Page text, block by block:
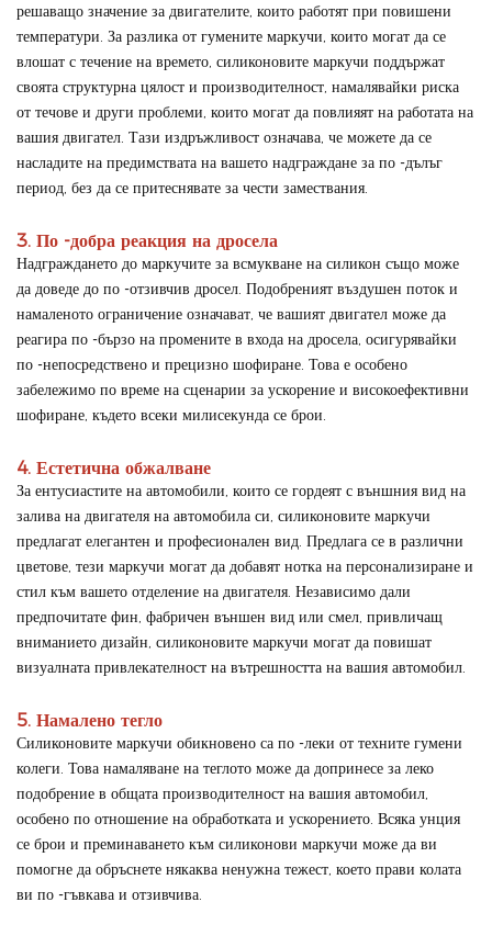
решаващо значение за двигателите, които работят при повишени
температури. За разлика от гумените маркучи, които могат да се
влошат с течение на времето, силиконовите маркучи поддържат
своята структурна цялост и производителност, намалявайки риска
от течове и други проблеми, които могат да повлияят на работата на
вашия двигател. Тази издръжливост означава, че можете да се
насладите на предимствата на вашето надграждане за по -дълъг
период, без да се притеснявате за чести замествания.
3. По -добра реакция на дросела
Надграждането до маркучите за всмукване на силикон също може
да доведе до по -отзивчив дросел. Подобреният въздушен поток и
намаленото ограничение означават, че вашият двигател може да
реагира по -бързо на промените в входа на дросела, осигурявайки
по -непосредствено и прецизно шофиране. Това е особено
забележимо по време на сценарии за ускорение и високоефективни
шофиране, където всеки милисекунда се брои.
4. Естетична обжалване
За ентусиастите на автомобили, които се гордеят с външния вид на
залива на двигателя на автомобила си, силиконовите маркучи
предлагат елегантен и професионален вид. Предлага се в различни
цветове, тези маркучи могат да добавят нотка на персонализиране и
стил към вашето отделение на двигателя. Независимо дали
предпочитате фин, фабричен външен вид или смел, привличащ
вниманието дизайн, силиконовите маркучи могат да повишат
визуалната привлекателност на вътрешността на вашия автомобил.
5. Намалено тегло
Силиконовите маркучи обикновено са по -леки от техните гумени
колеги. Това намаляване на теглото може да допринесе за леко
подобрение в общата производителност на вашия автомобил,
особено по отношение на обработката и ускорението. Всяка унция
се брои и преминаването към силиконови маркучи може да ви
помогне да обръснете някаква ненужна тежест, което прави колата
ви по -гъвкава и отзивчива.